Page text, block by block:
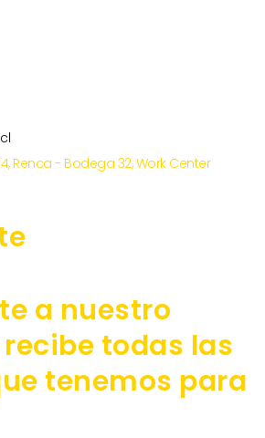
Renca - Bodega 32, Work Center
a nuestro
todas las
tenemos para